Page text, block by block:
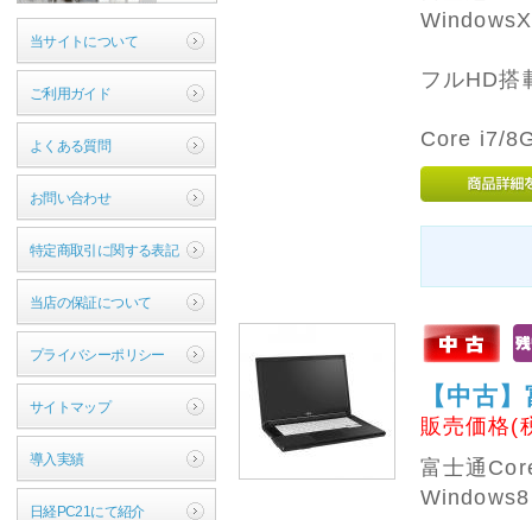
当サイトについて
ご利用ガイド
よくある質問
お問い合わせ
特定商取引に関する表記
当店の保証について
プライバシーポリシー
サイトマップ
導入実績
日経PC21にて紹介
フルHD搭
Core i7/
【中古
販売価格(
富士通